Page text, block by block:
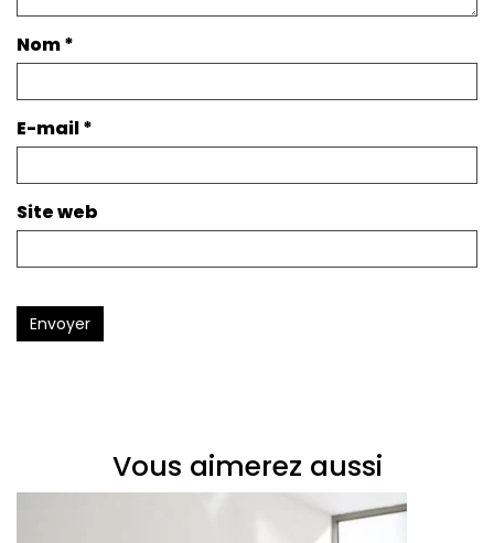
Nom*
E-mail*
Site web
Envoyer
Vous aimerez aussi